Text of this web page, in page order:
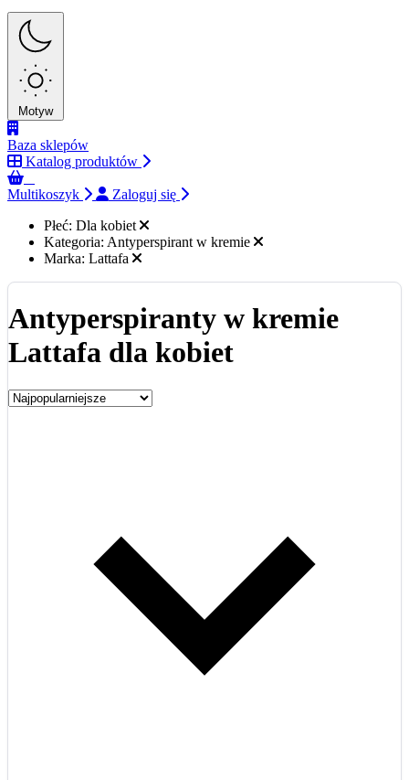
Motyw
Baza sklepów
Katalog produktów
Multikoszyk
Zaloguj się
Płeć: Dla kobiet
Kategoria: Antyperspirant w kremie
Marka: Lattafa
Antyperspiranty w kremie
Lattafa dla kobiet